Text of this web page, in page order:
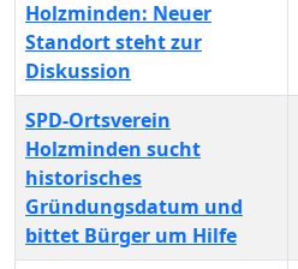
Holzminden: Neuer
Standort steht zur
Diskussion
SPD-Ortsverein
Holzminden sucht
historisches
Gründungsdatum und
bittet Bürger um Hilfe